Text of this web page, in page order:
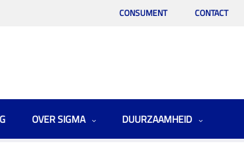
CONSUMENT CONTACT
OVER SIGMA DUURZAAMHEID